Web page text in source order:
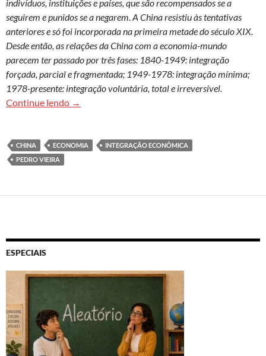
indivíduos, instituições e países, que são recompensados ​​se a
seguirem e punidos se a negarem. A China resistiu às tentativas
anteriores e só foi incorporada na primeira metade do século XIX.
Desde então, as relações da China com a economia-mundo
parecem ter passado por três fases: 1840-1949: integração
forçada, parcial e fragmentada; 1949-1978: integração mínima;
1978-presente: integração voluntária, total e irreversível.
Continue lendo A China na economia-mundo capitalista de
→
CHINA ECONOMIA
INTEGRAÇÃO ECONÔMICA
PEDRO VIEIRA
ESPECIAIS